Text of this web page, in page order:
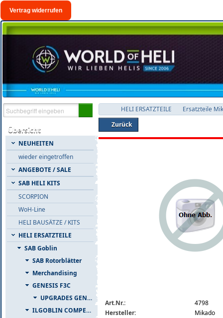
Vertrag widerrufen
Übersicht
NEUHEITEN
wieder eingetroffen
ANGEBOTE / SALE
SAB HELI KITS
SCORPION
WoH-Line
HELI BAUSÄTZE / KITS
HELI ERSATZTEILE
SAB Goblin
SAB Rotorblätter
Merchandising
GENESIS F3C
UPGRADES GENESIS F3C
ILGOBLIN COMPETIZIONE
HELI ERSATZTEILE
Ersatzteile
Zurück
Art.Nr.:
4798
Hersteller:
Mikado